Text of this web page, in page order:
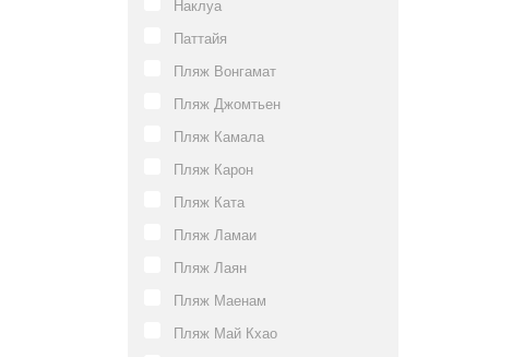
Наклуа
Паттайя
Пляж Вонгамат
Пляж Джомтьен
Пляж Камала
Пляж Карон
Пляж Ката
Пляж Ламаи
Пляж Лаян
Пляж Маенам
Пляж Май Кхао